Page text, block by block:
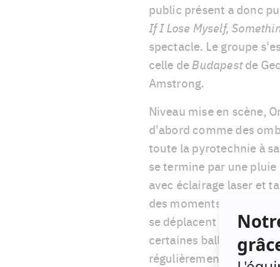
public présent a donc
If I Lose Myself,
spectacle. Le groupe
celle deBudapestde
Amstrong.
Niveau mise en scène,
d'abord comme des
toute la pyrotechnie à
se termine par une
avec éclairage laser et
des moments plus
se déplacent sur une
certaines ballades plus
régulièrement d'un côté